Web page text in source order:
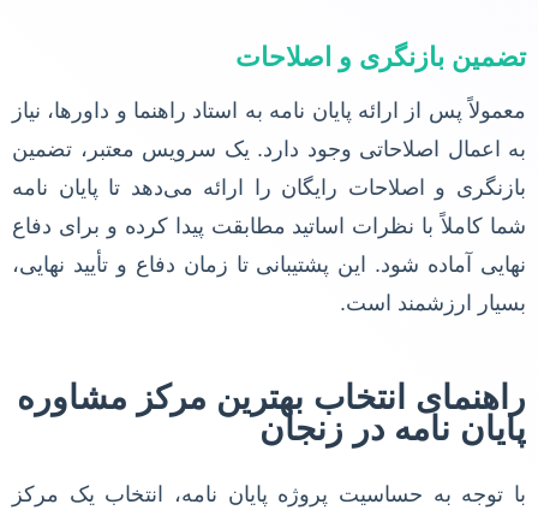
تضمین بازنگری و اصلاحات
معمولاً پس از ارائه پایان نامه به استاد راهنما و داورها، نیاز
به اعمال اصلاحاتی وجود دارد. یک سرویس معتبر، تضمین
بازنگری و اصلاحات رایگان را ارائه می‌دهد تا پایان نامه
شما کاملاً با نظرات اساتید مطابقت پیدا کرده و برای دفاع
نهایی آماده شود. این پشتیبانی تا زمان دفاع و تأیید نهایی،
بسیار ارزشمند است.
راهنمای انتخاب بهترین مرکز مشاوره
پایان نامه در زنجان
با توجه به حساسیت پروژه پایان نامه، انتخاب یک مرکز